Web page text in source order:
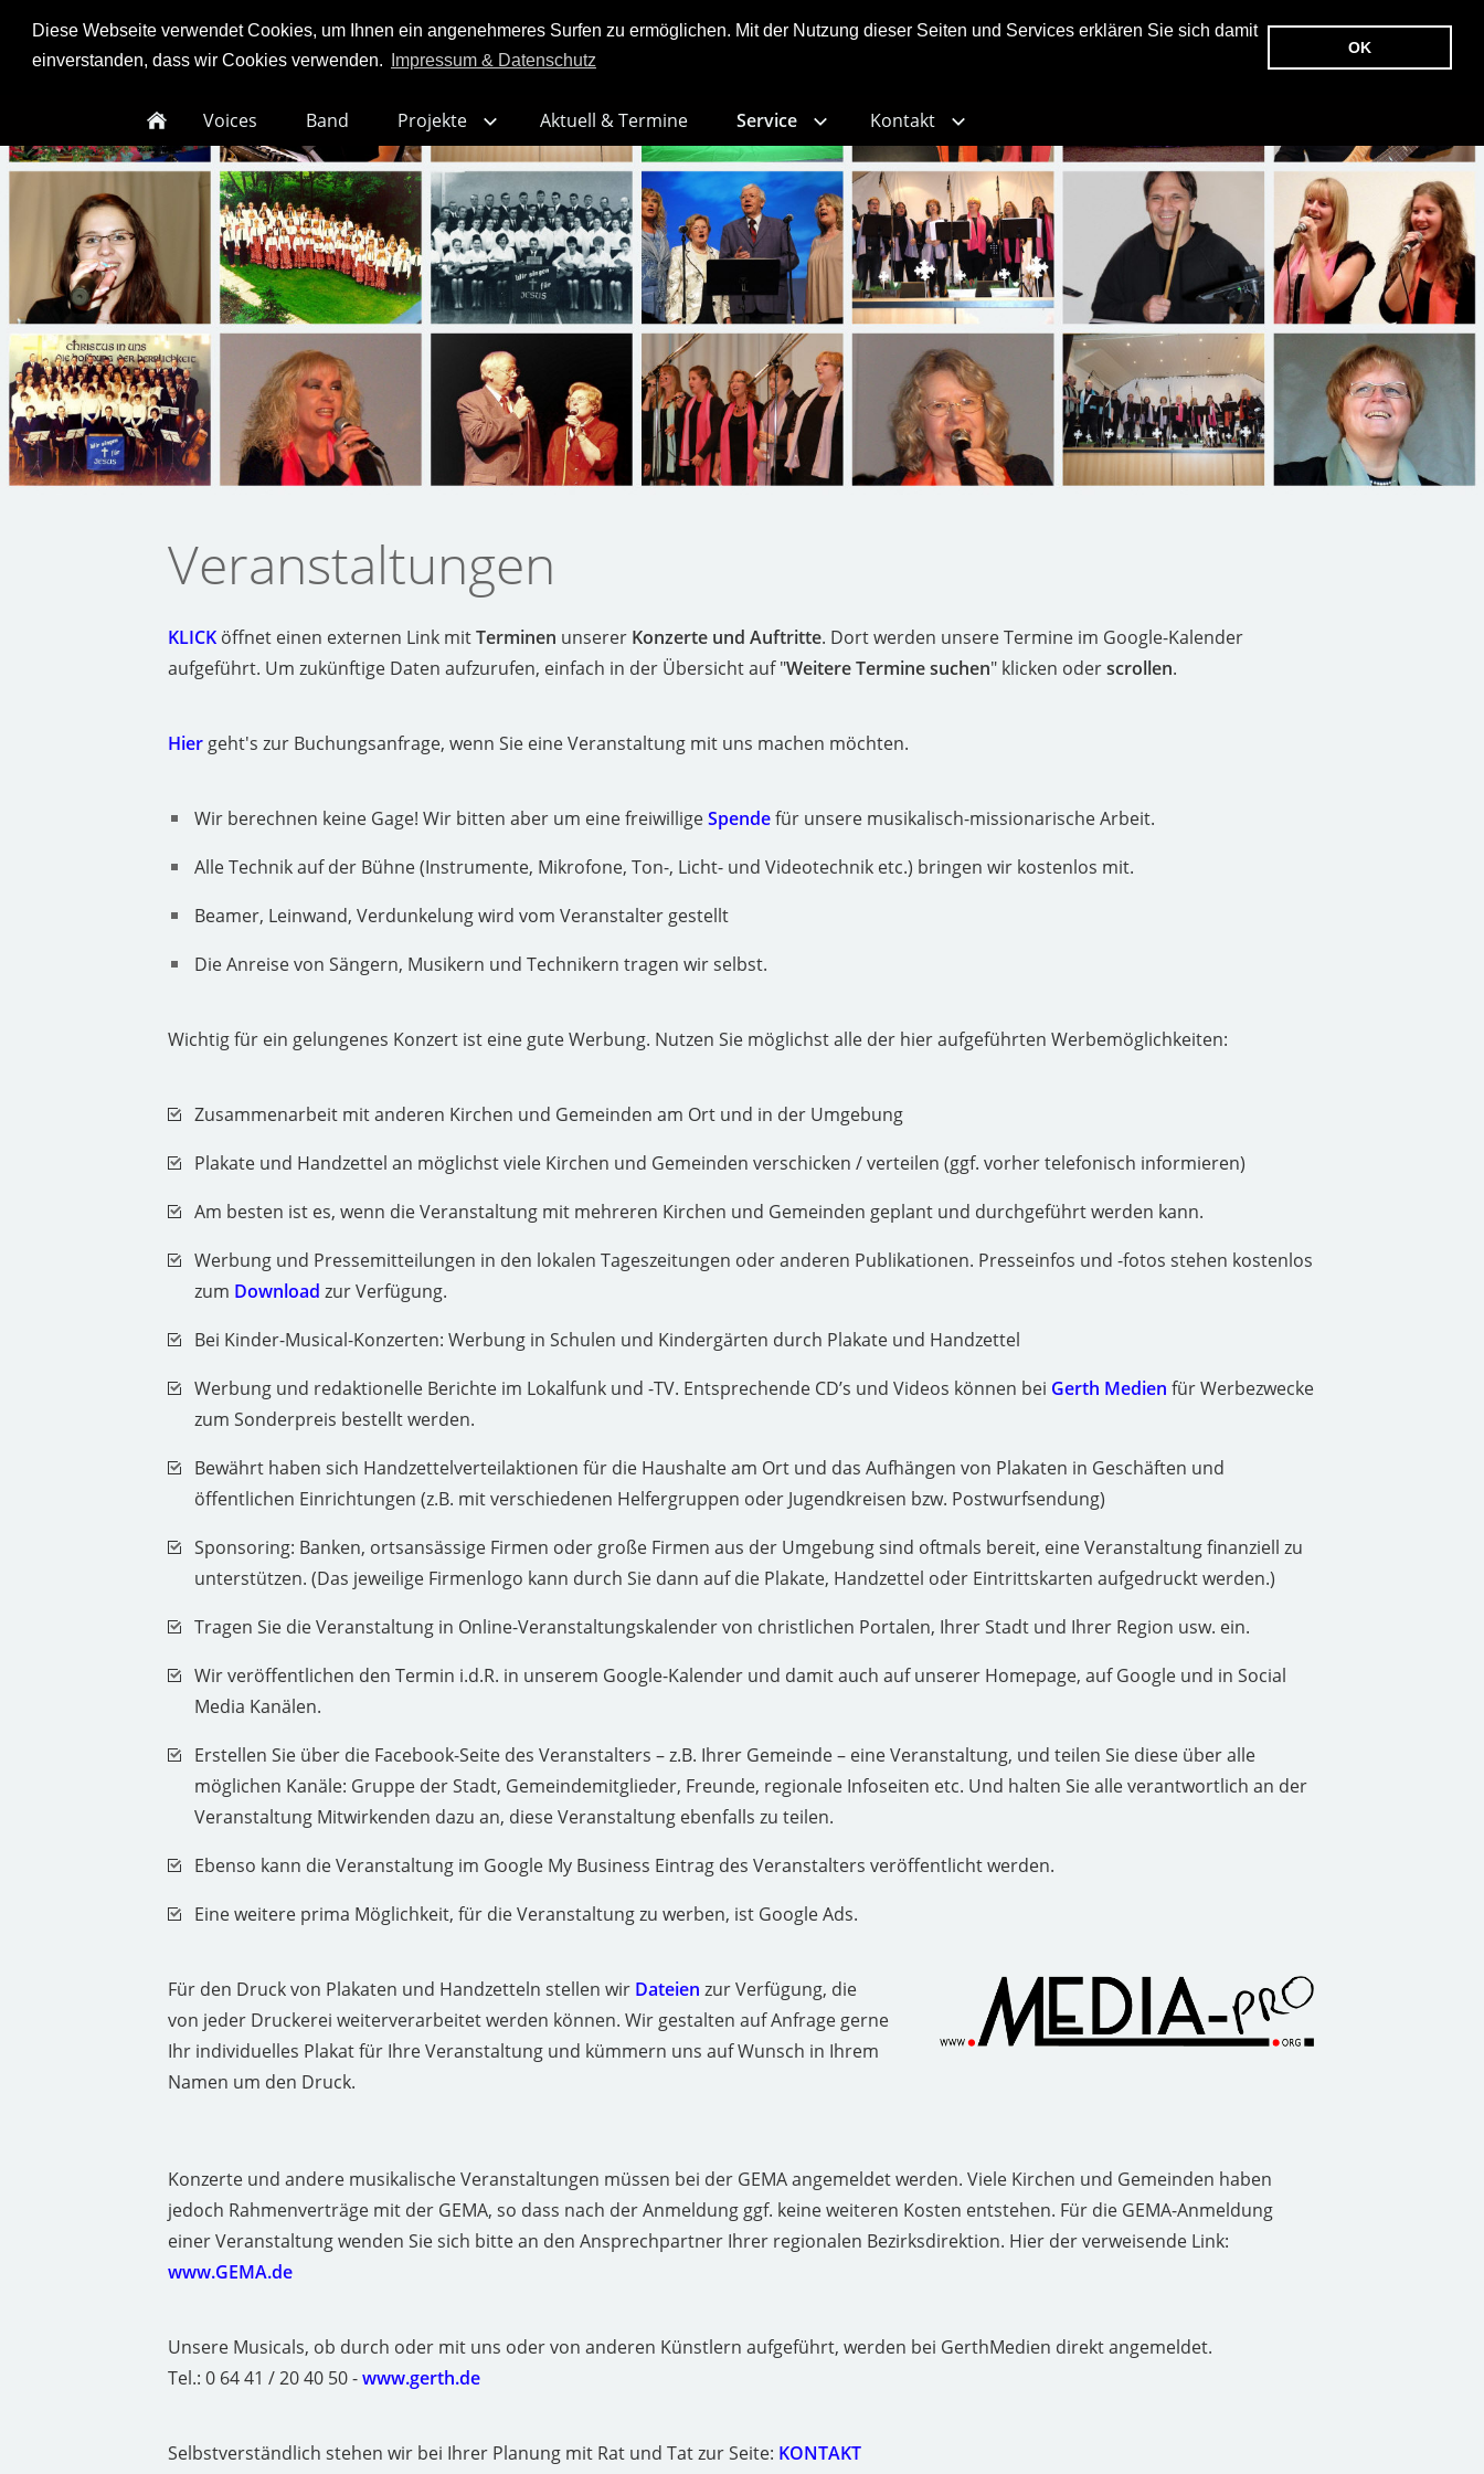
Diese Webseite verwendet Cookies, um Ihnen ein angenehmeres Surfen zu ermöglichen. Mit der Nutzung dieser Seiten und Services erklären Sie sich damit
einverstanden, dass wir Cookies verwenden.
Impressum & Datenschutz
OK
Voices Band Projekte Aktuell & Termine Service Kontakt
Veranstaltungen
KLICK öffnet einen externen Link mitTerminen unserer Konzerte und Auftritte. Dort werden unsere Termine im Google-Kalender
aufgeführt. Um zukünftige Daten aufzurufen, einfach in der Übersicht auf "Weitere Termine suchen" klicken oderscrollen.
Hier geht's zur Buchungsanfrage, wenn Sie eine Veranstaltung mit uns machen möchten.
Wir berechnen keine Gage! Wir bitten aber um eine freiwilligeSpendefür unsere musikalisch-missionarische Arbeit.
Alle Technik auf der Bühne (Instrumente, Mikrofone, Ton-, Licht- und Videotechnik etc.) bringen wir kostenlos mit.
Beamer, Leinwand, Verdunkelung wird vom Veranstalter gestellt
Die Anreise von Sängern, Musikern und Technikern tragen wir selbst.
Wichtig für ein gelungenes Konzert ist eine gute Werbung. Nutzen Sie möglichst alle der hier aufgeführten Werbemöglichkeiten:
Zusammenarbeit mit anderen Kirchen und Gemeinden am Ort und in der Umgebung
Plakate und Handzettel an möglichst viele Kirchen und Gemeinden verschicken / verteilen (ggf. vorher telefonisch informieren)
Am besten ist es, wenn die Veranstaltung mit mehreren Kirchen und Gemeinden geplant und durchgeführt werden kann.
Werbung und Pressemitteilungen in den lokalen Tageszeitungen oder anderen Publikationen. Presseinfos und -fotos stehen kostenlos
zum Download zur Verfügung.
Bei Kinder-Musical-Konzerten: Werbung in Schulen und Kindergärten durch Plakate und Handzettel
Werbung und redaktionelle Berichte im Lokalfunk und -TV. Entsprechende CD’s und Videos können bei Gerth Medien für Werbezwecke
zum Sonderpreis bestellt werden.
Bewährt haben sich Handzettelverteilaktionen für die Haushalte am Ort und das Aufhängen von Plakaten in Geschäften und
öffentlichen Einrichtungen (z.B. mit verschiedenen Helfergruppen oder Jugendkreisen bzw. Postwurfsendung)
Sponsoring: Banken, ortsansässige Firmen oder große Firmen aus der Umgebung sind oftmals bereit, eine Veranstaltung finanziell zu
unterstützen. (Das jeweilige Firmenlogo kann durch Sie dann auf die Plakate, Handzettel oder Eintrittskarten aufgedruckt werden.)
Tragen Sie die Veranstaltung in Online-Veranstaltungskalender von christlichen Portalen, Ihrer Stadt und Ihrer Region usw. ein.
Wir veröffentlichen den Termin i.d.R. in unserem Google-Kalender und damit auch auf unserer Homepage, auf Google und in Social
Media Kanälen.
Erstellen Sie über die Facebook-Seite des Veranstalters – z.B. Ihrer Gemeinde – eine Veranstaltung, und teilen Sie diese über alle
möglichen Kanäle: Gruppe der Stadt, Gemeindemitglieder, Freunde, regionale Infoseiten etc. Und halten Sie alle verantwortlich an der
Veranstaltung Mitwirkenden dazu an, diese Veranstaltung ebenfalls zu teilen.
Ebenso kann die Veranstaltung im Google My Business Eintrag des Veranstalters veröffentlicht werden.
Eine weitere prima Möglichkeit, für die Veranstaltung zu werben, ist Google Ads.
Für den Druck von Plakaten und Handzetteln stellen wir Dateien zur Verfügung, die
von jeder Druckerei weiterverarbeitet werden können. Wir gestalten auf Anfrage gerne
Ihr individuelles Plakat für Ihre Veranstaltung und kümmern uns auf Wunsch in Ihrem
Namen um den Druck.
Konzerte und andere musikalische Veranstaltungen müssen bei der GEMA angemeldet werden. Viele Kirchen und Gemeinden haben
jedoch Rahmenverträge mit der GEMA, so dass nach der Anmeldung ggf. keine weiteren Kosten entstehen. Für die GEMA-Anmeldung
einer Veranstaltung wenden Sie sich bitte an den Ansprechpartner Ihrer regionalen Bezirksdirektion. Hier der verweisende Link:
www.GEMA.de
Unsere Musicals, ob durch oder mit uns oder von anderen Künstlern aufgeführt, werden bei GerthMedien direkt angemeldet.
Tel.: 0 64 41 / 20 40 50 -www.gerth.de
Selbstverständlich stehen wir bei Ihrer Planung mit Rat und Tat zur Seite: KONTAKT